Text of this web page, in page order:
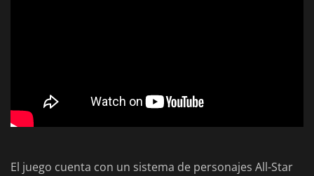
El juego cuenta con un sistema de personajes All-Star